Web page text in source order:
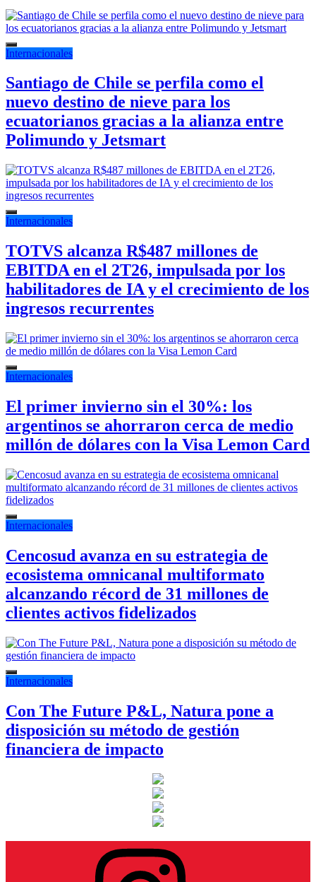
Internacionales
Santiago de Chile se perfila como el
nuevo destino de nieve para los
ecuatorianos gracias a la alianza entre
Polimundo y Jetsmart
Internacionales
TOTVS alcanza R$487 millones de
EBITDA en el 2T26, impulsada por los
habilitadores de IA y el crecimiento de los
ingresos recurrentes
Internacionales
El primer invierno sin el 30%: los
argentinos se ahorraron cerca de medio
millón de dólares con la Visa Lemon Card
Internacionales
Cencosud avanza en su estrategia de
ecosistema omnicanal multiformato
alcanzando récord de 31 millones de
clientes activos fidelizados
Internacionales
Con The Future P&L, Natura pone a
disposición su método de gestión
financiera de impacto